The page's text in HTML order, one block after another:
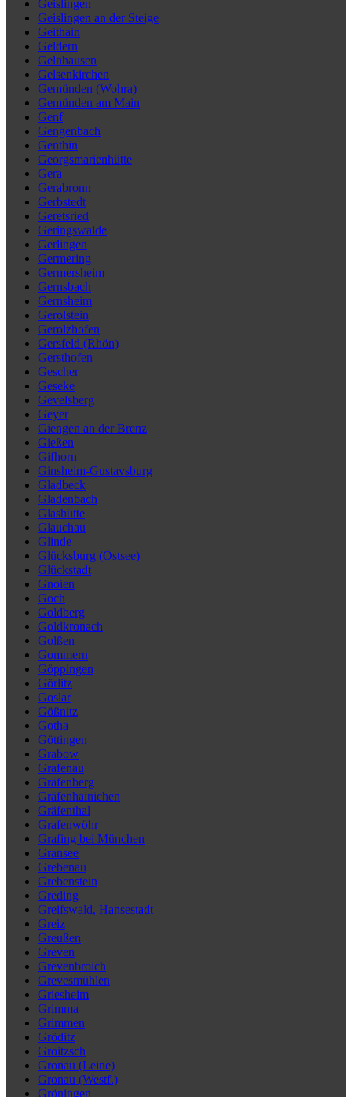
Geislingen
Geislingen an der Steige
Geithain
Geldern
Gelnhausen
Gelsenkirchen
Gemünden (Wohra)
Gemünden am Main
Genf
Gengenbach
Genthin
Georgsmarienhütte
Gera
Gerabronn
Gerbstedt
Geretsried
Geringswalde
Gerlingen
Germering
Germersheim
Gernsbach
Gernsheim
Gerolstein
Gerolzhofen
Gersfeld (Rhön)
Gersthofen
Gescher
Geseke
Gevelsberg
Geyer
Giengen an der Brenz
Gießen
Gifhorn
Ginsheim-Gustavsburg
Gladbeck
Gladenbach
Glashütte
Glauchau
Glinde
Glücksburg (Ostsee)
Glückstadt
Gnoien
Goch
Goldberg
Goldkronach
Golßen
Gommern
Göppingen
Görlitz
Goslar
Gößnitz
Gotha
Göttingen
Grabow
Grafenau
Gräfenberg
Gräfenhainichen
Gräfenthal
Grafenwöhr
Grafing bei München
Gransee
Grebenau
Grebenstein
Greding
Greifswald, Hansestadt
Greiz
Greußen
Greven
Grevenbroich
Grevesmühlen
Griesheim
Grimma
Grimmen
Gröditz
Groitzsch
Gronau (Leine)
Gronau (Westf.)
Gröningen